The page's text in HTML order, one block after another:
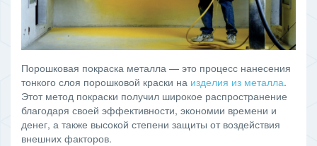
Порошковая покраска металла — это процесс нанесения
тонкого слоя порошковой краски на изделия из металла.
Этот метод покраски получил широкое распространение
благодаря своей эффективности, экономии времени и
денег, а также высокой степени защиты от воздействия
внешних факторов.